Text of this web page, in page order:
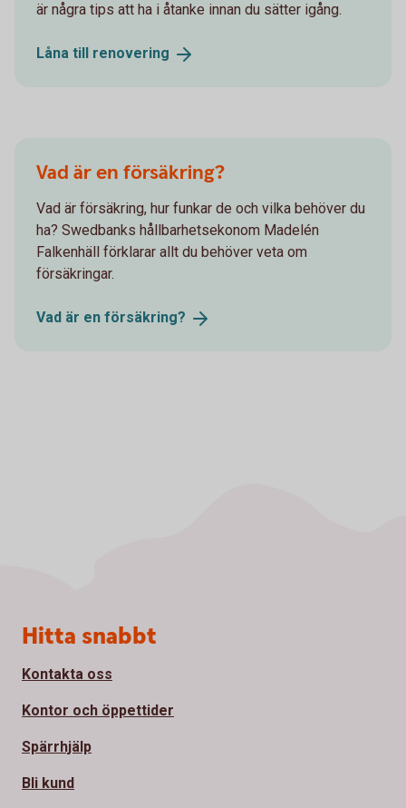
är några tips att ha i åtanke innan du sätter igång.
Låna till renovering
Vad är en försäkring?
Vad är försäkring, hur funkar de och vilka behöver du
ha? Swedbanks hållbarhetsekonom Madelén
Falkenhäll förklarar allt du behöver veta om
försäkringar.
Vad är en försäkring?
Sidfot
Hitta snabbt
Kontakta oss
Kontor och öppettider
Spärrhjälp
Bli kund